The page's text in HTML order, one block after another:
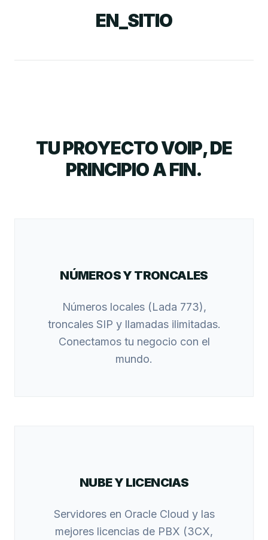
EN_SITIO
TU PROYECTO VOIP, DE
PRINCIPIO A FIN.
NÚMEROS Y TRONCALES
Números locales (Lada 773),
troncales SIP y llamadas ilimitadas.
Conectamos tu negocio con el
mundo.
NUBE Y LICENCIAS
Servidores en Oracle Cloud y las
mejores licencias de PBX (3CX,